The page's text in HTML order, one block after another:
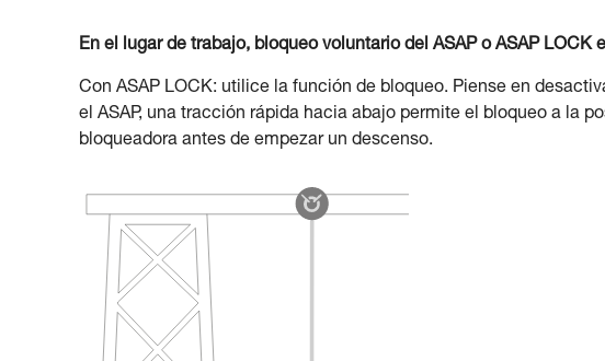
En el lugar de trabajo, bloqueo voluntario del ASAP o ASAP LOCK
Con ASAP LOCK: utilice la función de bloqueo. Piense en
el ASAP, una tracción rápida hacia abajo permite el bloqueo a la
bloqueadora antes de empezar un descenso.